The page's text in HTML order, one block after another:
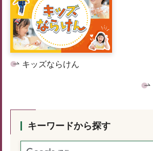
キッズならけん
キーワードから探す